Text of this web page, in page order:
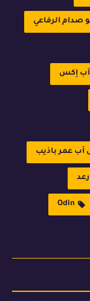
صدام الرفاعي
إكس
آب عمر باذيب
Odin